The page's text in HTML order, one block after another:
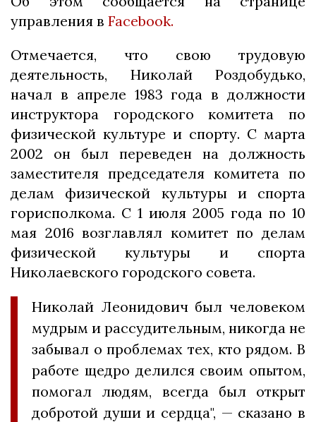
управления в Facebook.
Отмечается, что свою трудовую
деятельность, Николай Роздобудько,
начал в апреле 1983 года в должности
инструктора городского комитета по
физической культуре и спорту. С марта
2002 он был переведен на должность
заместителя председателя комитета по
делам физической культуры и спорта
горисполкома. С 1 июля 2005 года по 10
мая 2016 возглавлял комитет по делам
физической культуры и спорта
Николаевского городского совета.
Николай Леонидович был человеком
мудрым и рассудительным, никогда не
забывал о проблемах тех, кто рядом. В
работе щедро делился своим опытом,
помогал людям, всегда был открыт
добротой души и сердца", — сказано в